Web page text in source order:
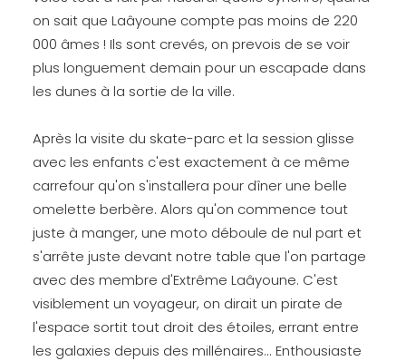
on sait que Laâyoune compte pas moins de 220
000 âmes ! Ils sont crevés, on prevois de se voir
plus longuement demain pour un escapade dans
les dunes à la sortie de la ville.
Après la visite du skate-parc et la session glisse
avec les enfants c'est exactement à ce même
carrefour qu'on s'installera pour dîner une belle
omelette berbère. Alors qu'on commence tout
juste à manger, une moto déboule de nul part et
s'arrête juste devant notre table que l'on partage
avec des membre d'Extrême Laâyoune. C'est
visiblement un voyageur, on dirait un pirate de
l'espace sortit tout droit des étoiles, errant entre
les galaxies depuis des millénaires... Enthousiaste